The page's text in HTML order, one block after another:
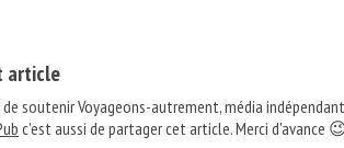
article
soutenir Voyageons-autrement, média
c'est aussi de partager cet article. Merci d'avance